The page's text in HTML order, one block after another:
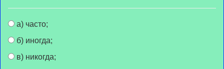
а) часто;
б) иногда;
в) никогда;